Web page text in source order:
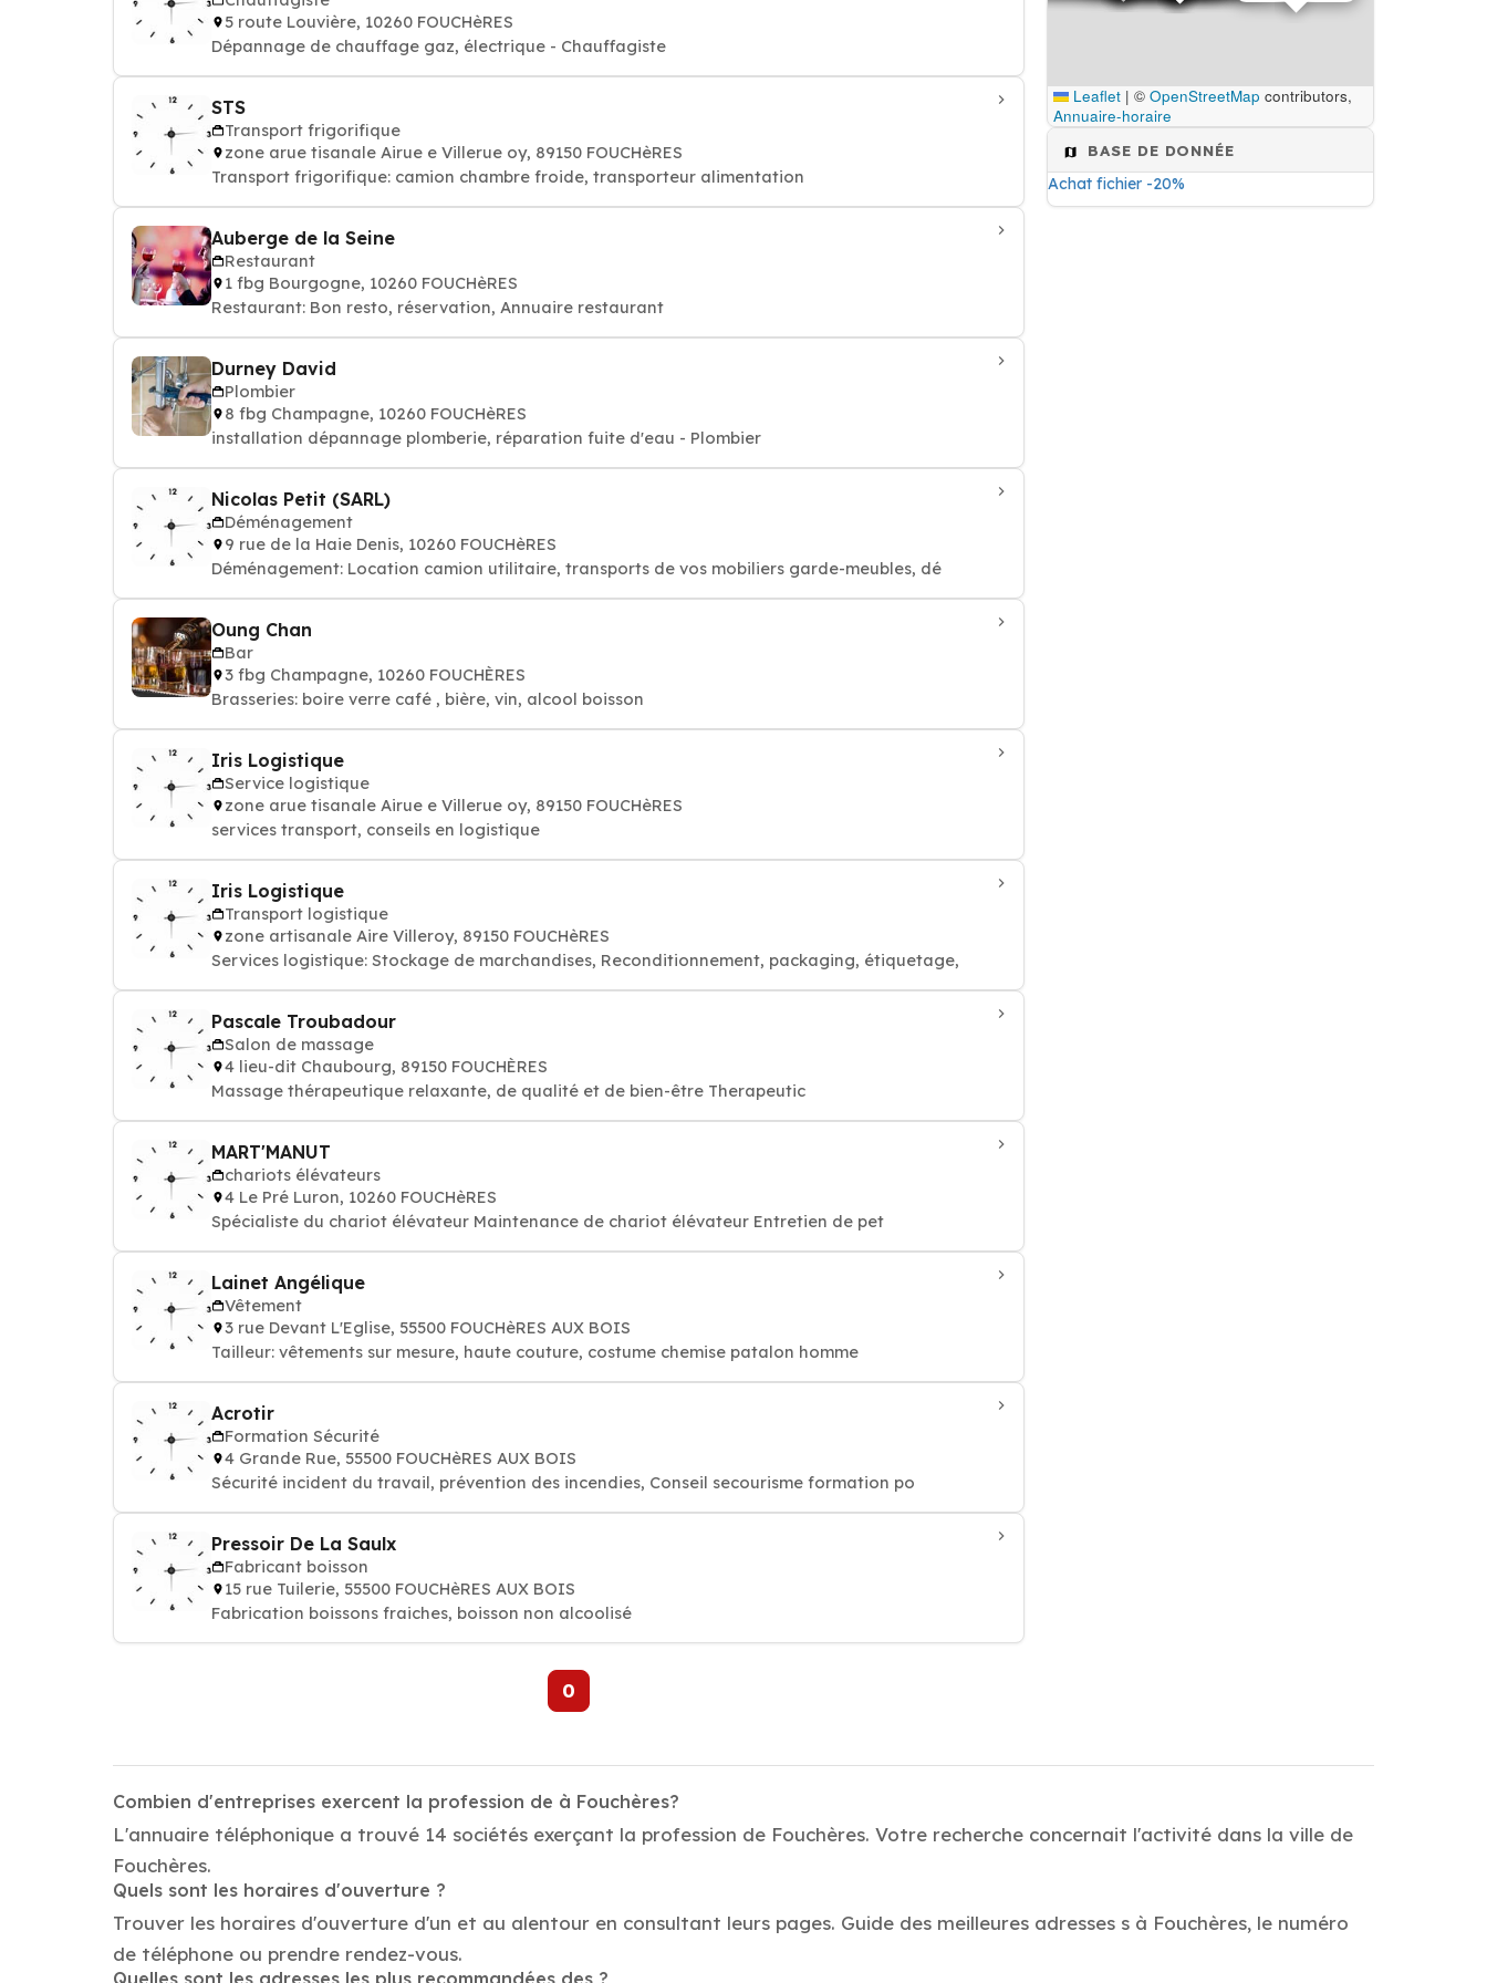
5 route Louvière, 10260 FOUCHèRES
Dépannage de chauffage gaz, électrique - Chauffagiste
STS
Transport frigorifique
zone arue tisanale Airue e Villerue oy, 89150 FOUCHèRES
Transport frigorifique: camion chambre froide, transporteur alimentation
Auberge de la Seine
Restaurant
1 fbg Bourgogne, 10260 FOUCHèRES
Restaurant: Bon resto, réservation, Annuaire restaurant
Durney David
Plombier
8 fbg Champagne, 10260 FOUCHèRES
installation dépannage plomberie, réparation fuite d'eau - Plombier
Nicolas Petit (SARL)
Déménagement
9 rue de la Haie Denis, 10260 FOUCHèRES
Déménagement: Location camion utilitaire, transports de vos mobiliers garde-meubles, dé
Oung Chan
Bar
3 fbg Champagne, 10260 FOUCHÈRES
Brasseries: boire verre café , bière, vin, alcool boisson
Iris Logistique
Service logistique
zone arue tisanale Airue e Villerue oy, 89150 FOUCHèRES
services transport, conseils en logistique
Iris Logistique
Transport logistique
zone artisanale Aire Villeroy, 89150 FOUCHèRES
Services logistique: Stockage de marchandises, Reconditionnement, packaging, étiquetage,
Pascale Troubadour
Salon de massage
4 lieu-dit Chaubourg, 89150 FOUCHÈRES
Massage thérapeutique relaxante, de qualité et de bien-être Therapeutic
MART'MANUT
chariots élévateurs
4 Le Pré Luron, 10260 FOUCHèRES
Spécialiste du chariot élévateur Maintenance de chariot élévateur Entretien de pet
Lainet Angélique
Vêtement
3 rue Devant L'Eglise, 55500 FOUCHèRES AUX BOIS
Tailleur: vêtements sur mesure, haute couture, costume chemise patalon homme
Acrotir
Formation Sécurité
4 Grande Rue, 55500 FOUCHèRES AUX BOIS
Sécurité incident du travail, prévention des incendies, Conseil secourisme formation po
Pressoir De La Saulx
Fabricant boisson
15 rue Tuilerie, 55500 FOUCHèRES AUX BOIS
Fabrication boissons fraiches, boisson non alcoolisé
0
Leaflet | © OpenStreetMap contributors,
Annuaire-horaire
BASE DE DONNÉE
Achat fichier -20%
Combien d'entreprises exercent la profession de à Fouchères?
L'annuaire téléphonique a trouvé 14 sociétés exerçant la profession de Fouchères. Votre recherche concernait l'activité dans la ville de
Fouchères.
Quels sont les horaires d'ouverture ?
Trouver les horaires d'ouverture d'un et au alentour en consultant leurs pages. Guide des meilleures adresses s à Fouchères, le numéro
de téléphone ou prendre rendez-vous.
Quelles sont les adresses les plus recommandées des ?